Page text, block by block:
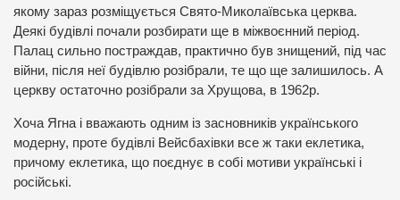
якому зараз розміщується Свято-Миколаївська церква.
Деякі будівлі почали розбирати ще в міжвоєнний період.
Палац сильно постраждав, практично був знищений, під час
війни, після неї будівлю розібрали, те що ще залишилось. А
церкву остаточно розібрали за Хрущова, в 1962р.
Хоча Ягна і вважають одним із засновників українського
модерну, проте будівлі Вейсбахівки все ж таки еклетика,
причому еклетика, що поєднує в собі мотиви українські і
російські.